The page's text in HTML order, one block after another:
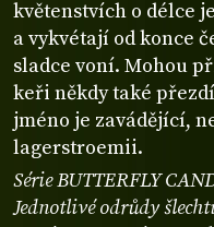
květenstvích o délce
a vykvétají od konce
sladce voní. Mohou
keři někdy také
jméno je zavádějící,
lagerstroemii.
Série BUTTERFLY
Jednotlivé odrůdy